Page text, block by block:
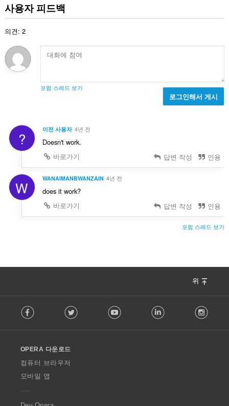
수
있
습
니
이
확
색
활
스
할
사용자 피드백
의견: 2
포럼 스레드 보기
로그인해서 게시
? 이전 사용자 4년 전
Doesn't work.
바로가기
답변 작성 인용
W WANAIMANBWANZAIN 4년 전
does it work?
바로가기
답변 작성 인용
포럼 스레드 보기
위
o
w
O
p
a
Facebook Twitter Youtube LinkedIn
OPERA 다운로드
컴퓨터 브라우저
모바일 앱